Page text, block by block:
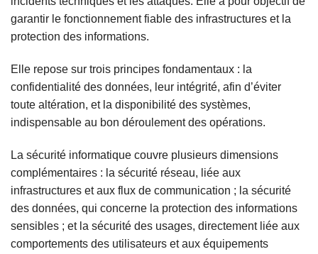
garantir le fonctionnement fiable des infrastructures et la
protection des informations.
Elle repose sur trois principes fondamentaux : la
confidentialité des données, leur intégrité, afin d’éviter
toute altération, et la disponibilité des systèmes,
indispensable au bon déroulement des opérations.
La sécurité informatique couvre plusieurs dimensions
complémentaires : la sécurité réseau, liée aux
infrastructures et aux flux de communication ; la sécurité
des données, qui concerne la protection des informations
sensibles ; et la sécurité des usages, directement liée aux
comportements des utilisateurs et aux équipements